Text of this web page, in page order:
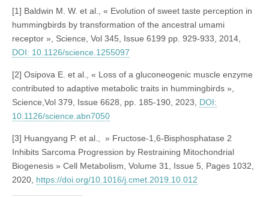
[1] Baldwin M. W. et al., « Evolution of sweet taste perception in
hummingbirds by transformation of the ancestral umami
receptor », Science, Vol 345
Issue 6199 pp. 929-933, 2014,
DOI: 10.1126/science.1255097
[2] Osipova E. et al., « Loss of a gluconeogenic muscle enzyme
contributed to adaptive metabolic traits in hummingbirds »,
Science,Vol 379
Issue 6628, pp. 185-190, 2023, DOI:
10.1126/science.abn7050
[3] Huangyang P. et al., » Fructose-1,6-Bisphosphatase 2
Inhibits Sarcoma Progression by Restraining Mitochondrial
Biogenesis » Cell Metabolism, Volume 31, Issue 5, Pages 1032,
2020, https://doi.org/10.1016/j.cmet.2019.10.012